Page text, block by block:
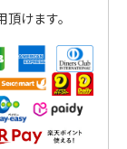
けます。